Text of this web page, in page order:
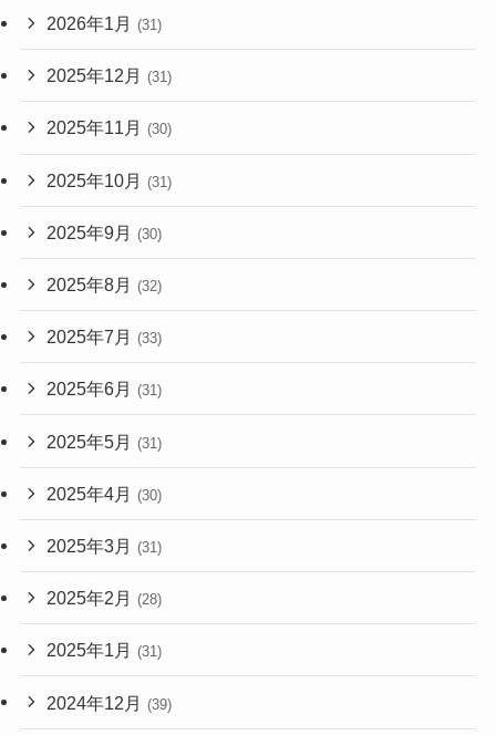
2026年1月 (31)
2025年12月 (31)
2025年11月 (30)
2025年10月 (31)
2025年9月 (30)
2025年8月 (32)
2025年7月 (33)
2025年6月 (31)
2025年5月 (31)
2025年4月 (30)
2025年3月 (31)
2025年2月 (28)
2025年1月 (31)
2024年12月 (39)